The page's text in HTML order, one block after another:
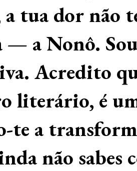
a tua dor não
— a Nonô.
Acredito
literário, é
te a
não